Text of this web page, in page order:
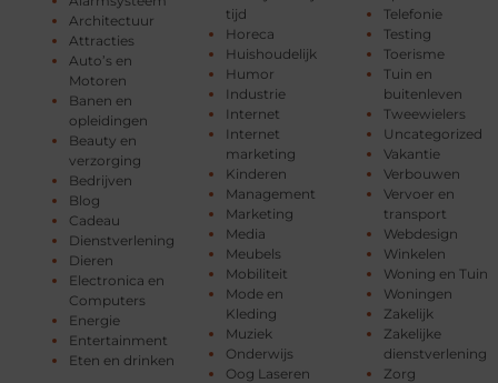
Architectuur
Attracties
Auto’s en
Motoren
Banen en
opleidingen
Beauty en
verzorging
Bedrijven
Blog
Cadeau
Dienstverlening
Dieren
Electronica en
Computers
Energie
Entertainment
Eten en drinken
tijd
Horeca
Huishoudelijk
Humor
Industrie
Internet
Internet
marketing
Kinderen
Management
Marketing
Media
Meubels
Mobiliteit
Mode en
Kleding
Muziek
Onderwijs
Oog Laseren
Telefonie
Testing
Toerisme
Tuin en
buitenleven
Tweewielers
Uncategorized
Vakantie
Verbouwen
Vervoer en
transport
Webdesign
Winkelen
Woning en Tuin
Woningen
Zakelijk
Zakelijke
dienstverlening
Zorg